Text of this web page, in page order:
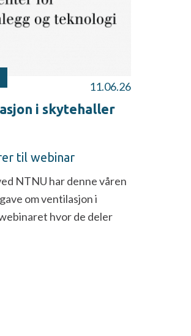
11.06.26
i skytehaller
til webinar
NTNU har denne våren
om ventilasjon i
hvor de deler